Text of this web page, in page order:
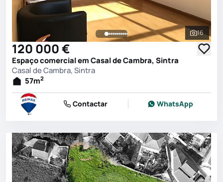
Ver
16
120 000 €
Espaço comercial em Casal de Cambra, Sintra
Casal de Cambra, Sintra
57m2
Contactar WhatsApp